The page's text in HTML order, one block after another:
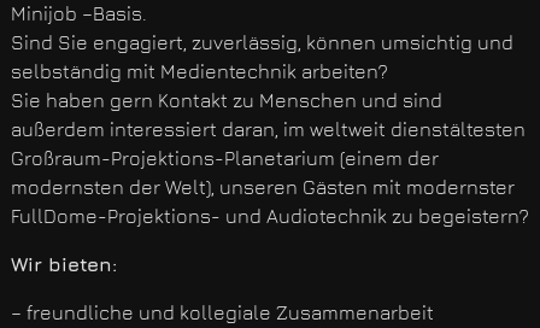
Minijob –Basis.
Sind Sie engagiert, zuverlässig, können umsichtig und
selbständig mit Medientechnik arbeiten?
Sie haben gern Kontakt zu Menschen und sind
außerdem interessiert daran, im weltweit dienstältesten
Großraum-Projektions-Planetarium (einem der
modernsten der Welt), unseren Gästen mit modernster
FullDome-Projektions- und Audiotechnik zu begeistern?
Wir bieten:
– freundliche und kollegiale Zusammenarbeit